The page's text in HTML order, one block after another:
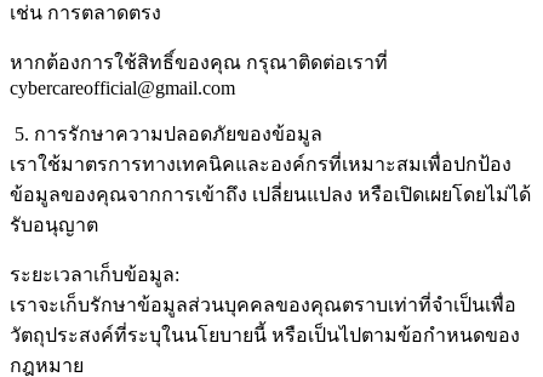
เช่น การตลาดตรง
หากต้องการใช้สิทธิ์ของคุณ กรุณาติดต่อเราที่
cybercareofficial@gmail.com
5. การรักษาความปลอดภัยของข้อมูล
เราใช้มาตรการทางเทคนิคและองค์กรที่เหมาะสมเพื่อปกป้อง
ข้อมูลของคุณจากการเข้าถึง เปลี่ยนแปลง หรือเปิดเผยโดยไม่ได้
รับอนุญาต
ระยะเวลาเก็บข้อมูล:
เราจะเก็บรักษาข้อมูลส่วนบุคคลของคุณตราบเท่าที่จำเป็นเพื่อ
วัตถุประสงค์ที่ระบุในนโยบายนี้ หรือเป็นไปตามข้อกำหนดของ
กฎหมาย